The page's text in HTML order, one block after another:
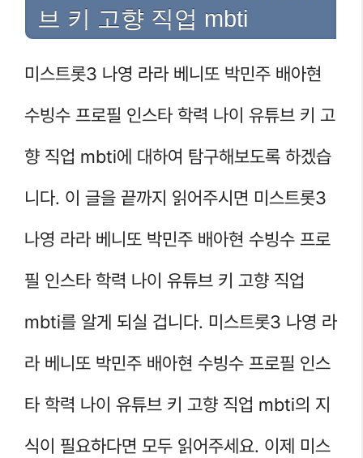
브 키 고향 직업 mbti
미스트롯3 나영 라라 베니또 박민주 배아현
수빙수 프로필 인스타 학력 나이 유튜브 키 고
향 직업 mbti에 대하여 탐구해보도록 하겠습
니다. 이 글을 끝까지 읽어주시면 미스트롯3
나영 라라 베니또 박민주 배아현 수빙수 프로
필 인스타 학력 나이 유튜브 키 고향 직업
mbti를 알게 되실 겁니다. 미스트롯3 나영 라
라 베니또 박민주 배아현 수빙수 프로필 인스
타 학력 나이 유튜브 키 고향 직업 mbti의 지
식이 필요하다면 모두 읽어주세요. 이제 미스